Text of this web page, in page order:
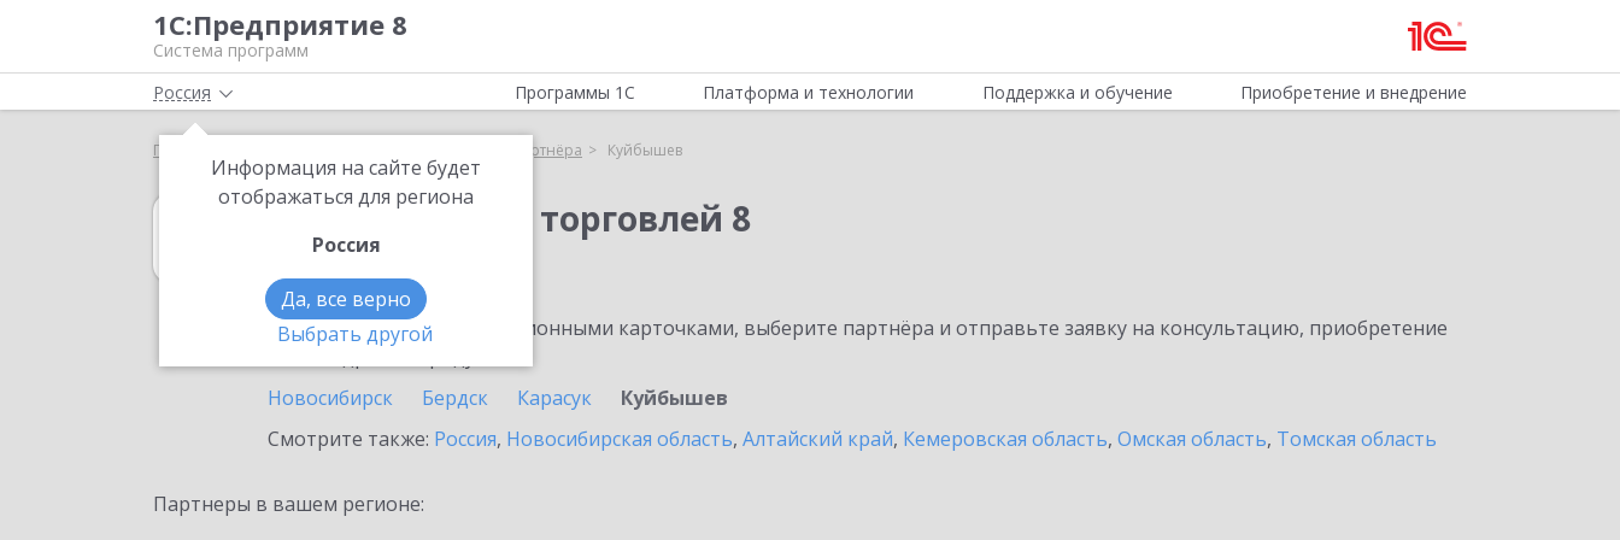
1С:Предприятие 8
Система программ
Россия
Информация на сайте будет
отображаться для региона
Россия
Да, все верно
Выбрать другой
Программы 1С Платформа и технологии Поддержка и обучение Приобретение и внедрение
Главная Выбор партнёра Куйбышев
1С:Управление торговлей 8
в Куйбышеве
Ознакомьтесь с информационными карточками, выберите партнёра и отправьте заявку на консультацию, приобретение
Новосибирск
Бердск Карасук
Куйбышев
Смотрите также: Россия, Новосибирская область, Алтайский край, Кемеровская область, Омская область, Томская область
Партнеры в вашем регионе: